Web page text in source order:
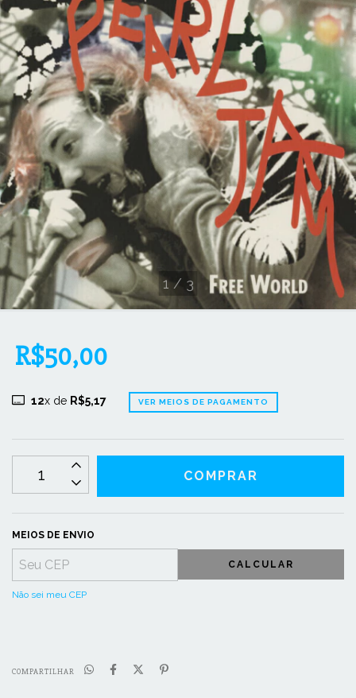
1/ 3
R$50,00
12x de R$5,17 VER MEIOS DE PAGAMENTO
MEIOS DE ENVIO
CALCULAR
Não sei meu CEP
COMPARTILHAR